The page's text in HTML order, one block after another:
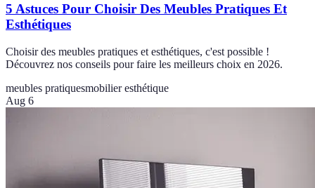
5 Astuces Pour Choisir Des Meubles Pratiques Et
Esthétiques
Choisir des meubles pratiques et esthétiques, c'est possible !
Découvrez nos conseils pour faire les meilleurs choix en 2026.
meubles pratiquesmobilier esthétique
Aug 6